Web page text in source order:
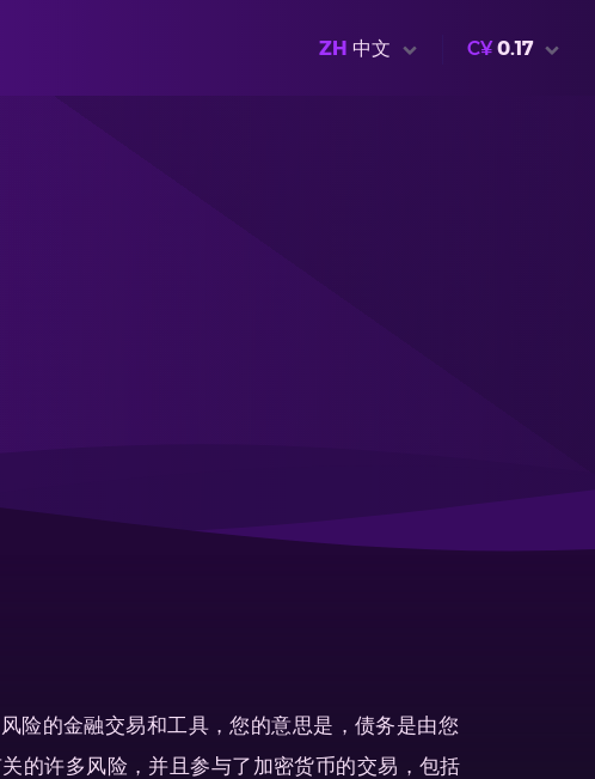
ZH 中文 C¥ 0.17
险的金融交易和工具，您的意思是，债务是由您
的许多风险，并且参与了加密货币的交易，包括